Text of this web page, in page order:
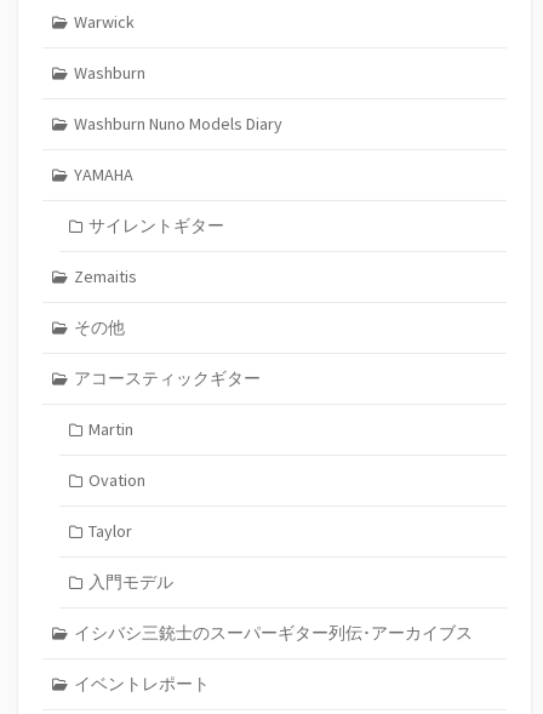
Warwick
Washburn
Washburn Nuno Models Diary
YAMAHA
サイレントギター
Zemaitis
その他
アコースティックギター
Martin
Ovation
Taylor
入門モデル
イシバシ三銃士のスーパーギター列伝･アーカイブス
イベントレポート